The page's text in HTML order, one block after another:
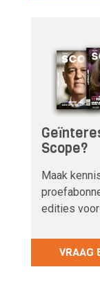
Scope?
Maak
edities
VRAAG